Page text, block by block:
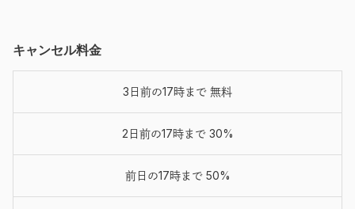
キャンセル料金
3日前の17時まで 無料
2日前の17時まで 30%
前日の17時まで 50%